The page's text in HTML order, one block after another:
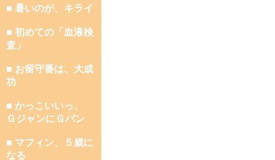
■ 暑いのが、キライ
■ 初めての「血液検
査」
■ お留守番は、大成
功
■ かっこいいっ、
ＧジャンにＧパン
■ マフィン、５歳に
なる